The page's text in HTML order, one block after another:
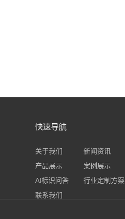
快速导航
关于我们
新闻资讯
产品展示
案例展示
AI标识问答
行业定制方案
联系我们